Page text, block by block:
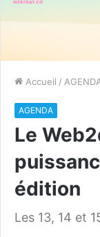
Accueil /
AGENDA
Le
édition
Les 13, 14 et